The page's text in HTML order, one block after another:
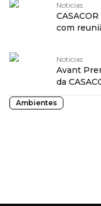
Notícias
com
Notícias
Avant
da
Ambientes